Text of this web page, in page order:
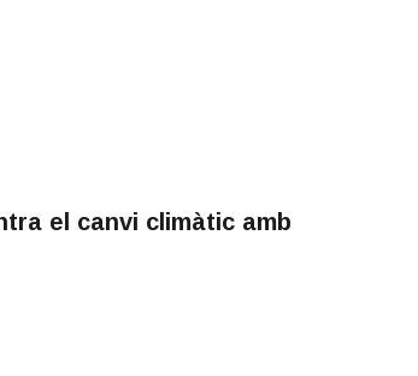
el canvi climàtic amb